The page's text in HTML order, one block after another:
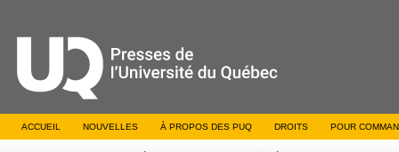
ACCUEIL NOUVELLES À PROPOS DES PUQ DROITS POUR